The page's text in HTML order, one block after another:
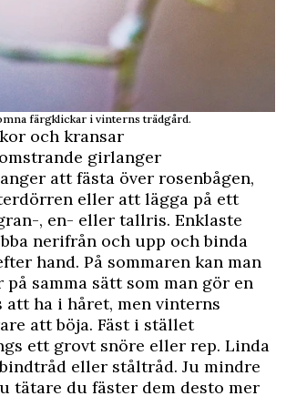
färgklickar i vinterns trädgård.
och kransar
girlanger
att fästa över rosenbågen,
eller att lägga på ett
, en- eller tallris. Enklaste
nerifrån och upp och binda
hand. På sommaren kan man
samma sätt som man gör en
att ha i håret, men vinterns
att böja. Fäst i stället
ett grovt snöre eller rep. Linda
eller ståltråd. Ju mindre
tätare du fäster dem desto mer